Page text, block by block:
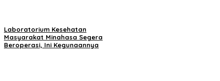
Laboratorium Kesehatan
Masyarakat Minahasa Segera
Beroperasi, Ini Kegunaannya